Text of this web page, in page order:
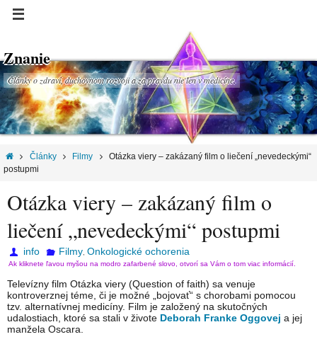
Znanie
Články o zdraví, duchovnom rozvoji a za pravdu nie len v medicíne.
Články Filmy
Otázka viery – zakázaný film o liečení „nevedeckými“
postupmi
Otázka viery – zakázaný film o
liečení „nevedeckými“ postupmi
info Filmy, Onkologické ochorenia
Ak kliknete ľavou myšou na modro zafarbené slovo, otvorí sa Vám o tom viac informácií.
Televízny film Otázka viery (Question of faith) sa venuje
kontroverznej téme, či je možné „bojovať“ s chorobami pomocou
tzv. alternatívnej medicíny. Film je založený na skutočných
udalostiach, ktoré sa stali v živote Deborah Franke Oggovej a jej
manžela Oscara.